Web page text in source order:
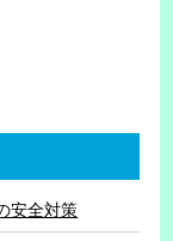
安全対策